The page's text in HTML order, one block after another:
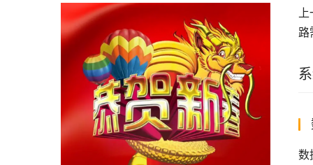
上
路
数